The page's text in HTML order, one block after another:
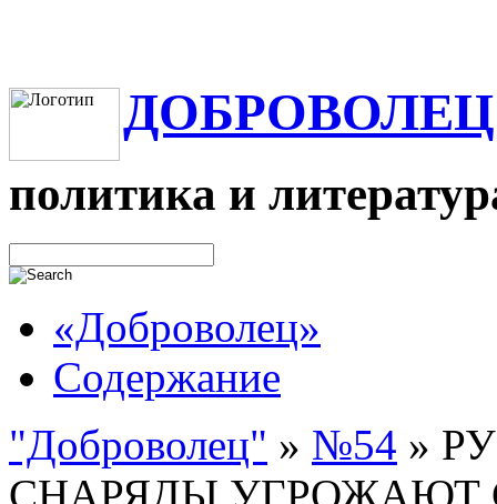
ДОБРОВОЛЕЦ
политика и
«Доброволец»
Содержание
"Доброволец" » №54 »
СНАРЯДЫ